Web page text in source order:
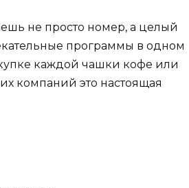
не просто номер, а целый
программы в одном
каждой чашки кофе или
компаний это настоящая